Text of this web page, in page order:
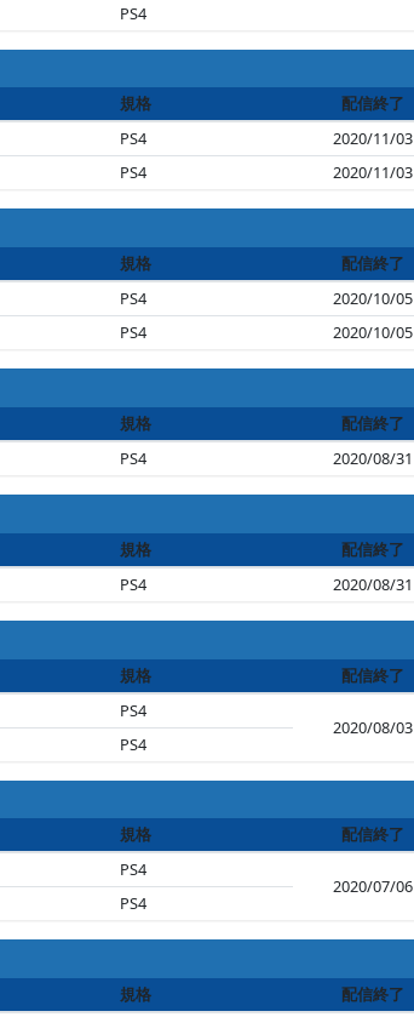
PS4
規格
配信終了
PS4
2020/11/03
PS4 2020/11/03
規格
配信終了
PS4
2020/10/05
PS4 2020/10/05
規格
配信終了
PS4 2020/08/31
規格
配信終了
PS4 2020/08/31
規格
配信終了
PS4
2020/08/03
PS4
規格
配信終了
PS4
2020/07/06
PS4
規格
配信終了